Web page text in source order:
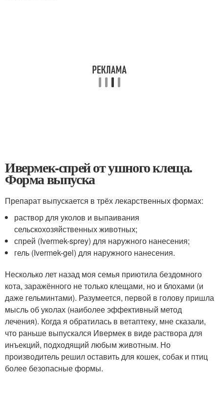
Ивермек-спрей от ушного клеща.
Форма выпуска
Препарат выпускается в трёх лекарственных формах:
раствор для уколов и выпаивания
сельскохозяйственных животных;
спрей (Ivermek-sprey) для наружного нанесения;
гель (Ivermek-gel) для наружного нанесения.
Несколько лет назад моя семья приютила бездомного
кота, заражённого не только клещами, но и блохами (и
даже гельминтами). Разумеется, первой в голову пришла
мысль об уколах (наиболее эффективный метод
лечения). Когда я обратилась в ветаптеку, мне сказали,
что раньше выпускался Ивермек в виде раствора для
инъекций, подходящий любым животным. Но
производитель решил оставить для кошек, собак и птиц
более безопасные формы.